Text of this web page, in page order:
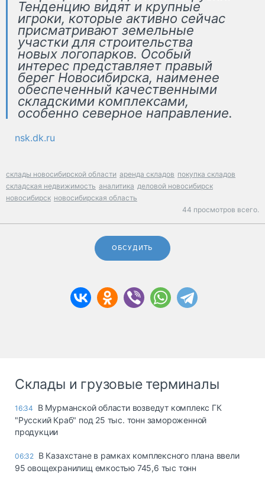
Тенденцию видят и крупные
игроки, которые активно сейчас
присматривают земельные
участки для строительства
новых логопарков. Особый
интерес представляет правый
берег Новосибирска, наименее
обеспеченный качественными
складскими комплексами,
особенно северное направление.
nsk.dk.ru
склады новосибирской области аренда складов покупка складов
складская недвижимость аналитика деловой новосибирск
новосибирск новосибирская область
44 просмотров всего.
ОБСУДИТЬ
Склады и грузовые терминалы
16:34
В Мурманской области возведут комплекс ГК
"Русский Краб" под 25 тыс. тонн замороженной
продукции
06:32 В Казахстане в рамках комплексного плана ввели
95 овощехранилищ емкостью 745,6 тыс тонн